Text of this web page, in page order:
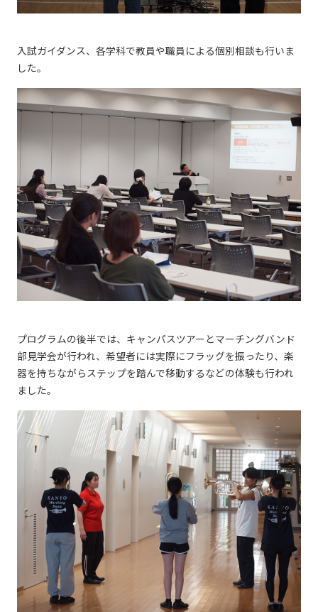
入試ガイダンス、各学科で教員や職員による個別相談も行いま
した。
プログラムの後半では、キャンパスツアーとマーチングバンド
部見学会が行われ、希望者には実際にフラッグを振ったり、楽
器を持ちながらステップを踏んで移動するなどの体験も行われ
ました。